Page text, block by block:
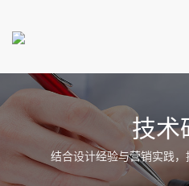
技术
结合设计经验与营销实践